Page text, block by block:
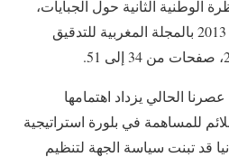
الوطنية الثانية حول الجبايات،
المنظمة يومي 29 و30 أبريل 2013 بالمجلة المغربية للتدقيق
الحالي يزداد اهتمامها
للمساهمة في بلورة استراتيجية
قد تبنت سياسة الجهة لتنظيم